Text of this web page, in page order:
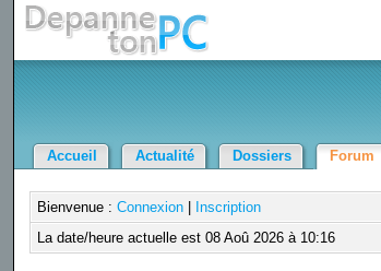
Accueil Actualité Dossiers Forum
Bienvenue : Connexion|
Inscription
La date/heure actuelle est 08 Aoû 2026 à 10:16